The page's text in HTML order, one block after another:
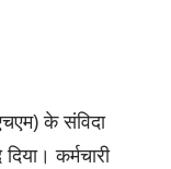
के संविदा
कर्मचारी